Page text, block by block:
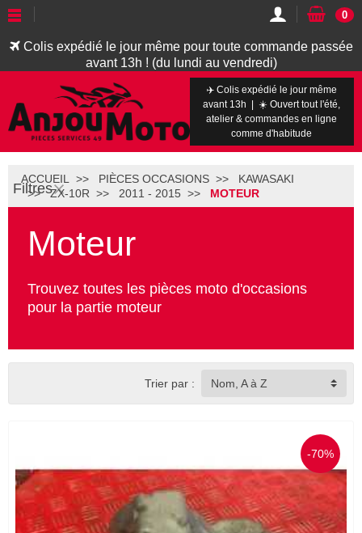
Colis expédié le jour même pour toute commande passée
avant 13h ! (du lundi au vendredi)
0
✈️ Colis expédié le jour même
avant 13h | ☀️ Ouvert tout l'été,
atelier & commandes en ligne
comme d'habitude
Filtres
ACCUEIL PIÈCES OCCASIONS
KAWASAKI
ZX-10R
2011 - 2015 MOTEUR
Moteur
Trouvez toutes les pièces moto d'occasions
pour la partie moteur
Trier par : Nom, A à Z
-70%